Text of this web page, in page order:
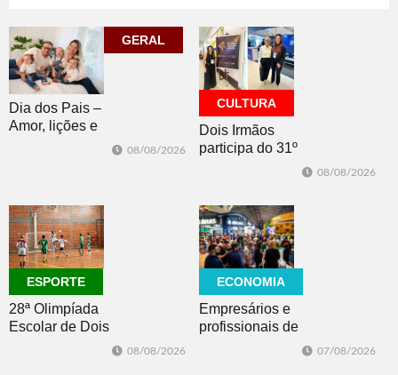
CULTURA
GERAL
Dia dos Pais –
Amor, lições e
08/08/2026
CULTURA
Dois Irmãos
participa do 31º
Criativa da
FAMURS
08/08/2026
ESPORTE
28ª Olimpíada
Escolar de Dois
08/08/2026
ECONOMIA
Empresários e
profissionais de
07/08/2026